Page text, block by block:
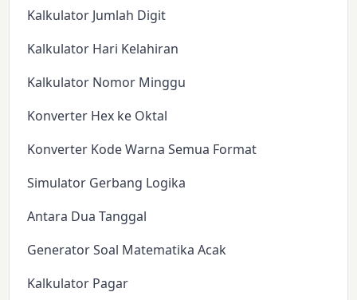
Kalkulator Jumlah Digit
Kalkulator Hari Kelahiran
Kalkulator Nomor Minggu
Konverter Hex ke Oktal
Konverter Kode Warna Semua Format
Simulator Gerbang Logika
Antara Dua Tanggal
Generator Soal Matematika Acak
Kalkulator Pagar